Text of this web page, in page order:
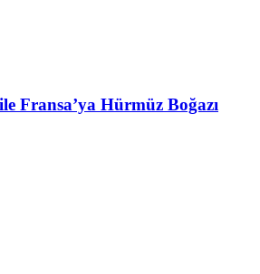
Fransa’ya Hürmüz Boğazı